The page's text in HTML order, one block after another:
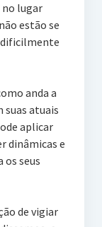
lugar
estão se
dificilmente
anda a
suas atuais
aplicar
dinâmicas e
seus
de vigiar